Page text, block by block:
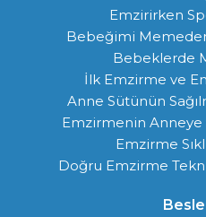
Emzirirken
Bebeğimi
Bebeklerde
İlk Emzirme ve
Anne Sütünün
Emzirmenin Anneye
Emzirme
Doğru Emzirme